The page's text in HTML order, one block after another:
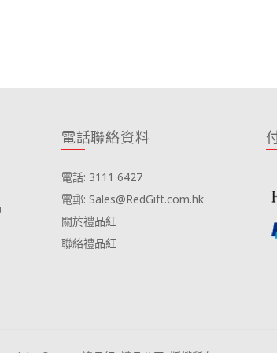
電話聯絡資料
電話: 3111 6427
電郵: Sales@RedGift.com.hk
關於禮品紅
聯絡禮品紅